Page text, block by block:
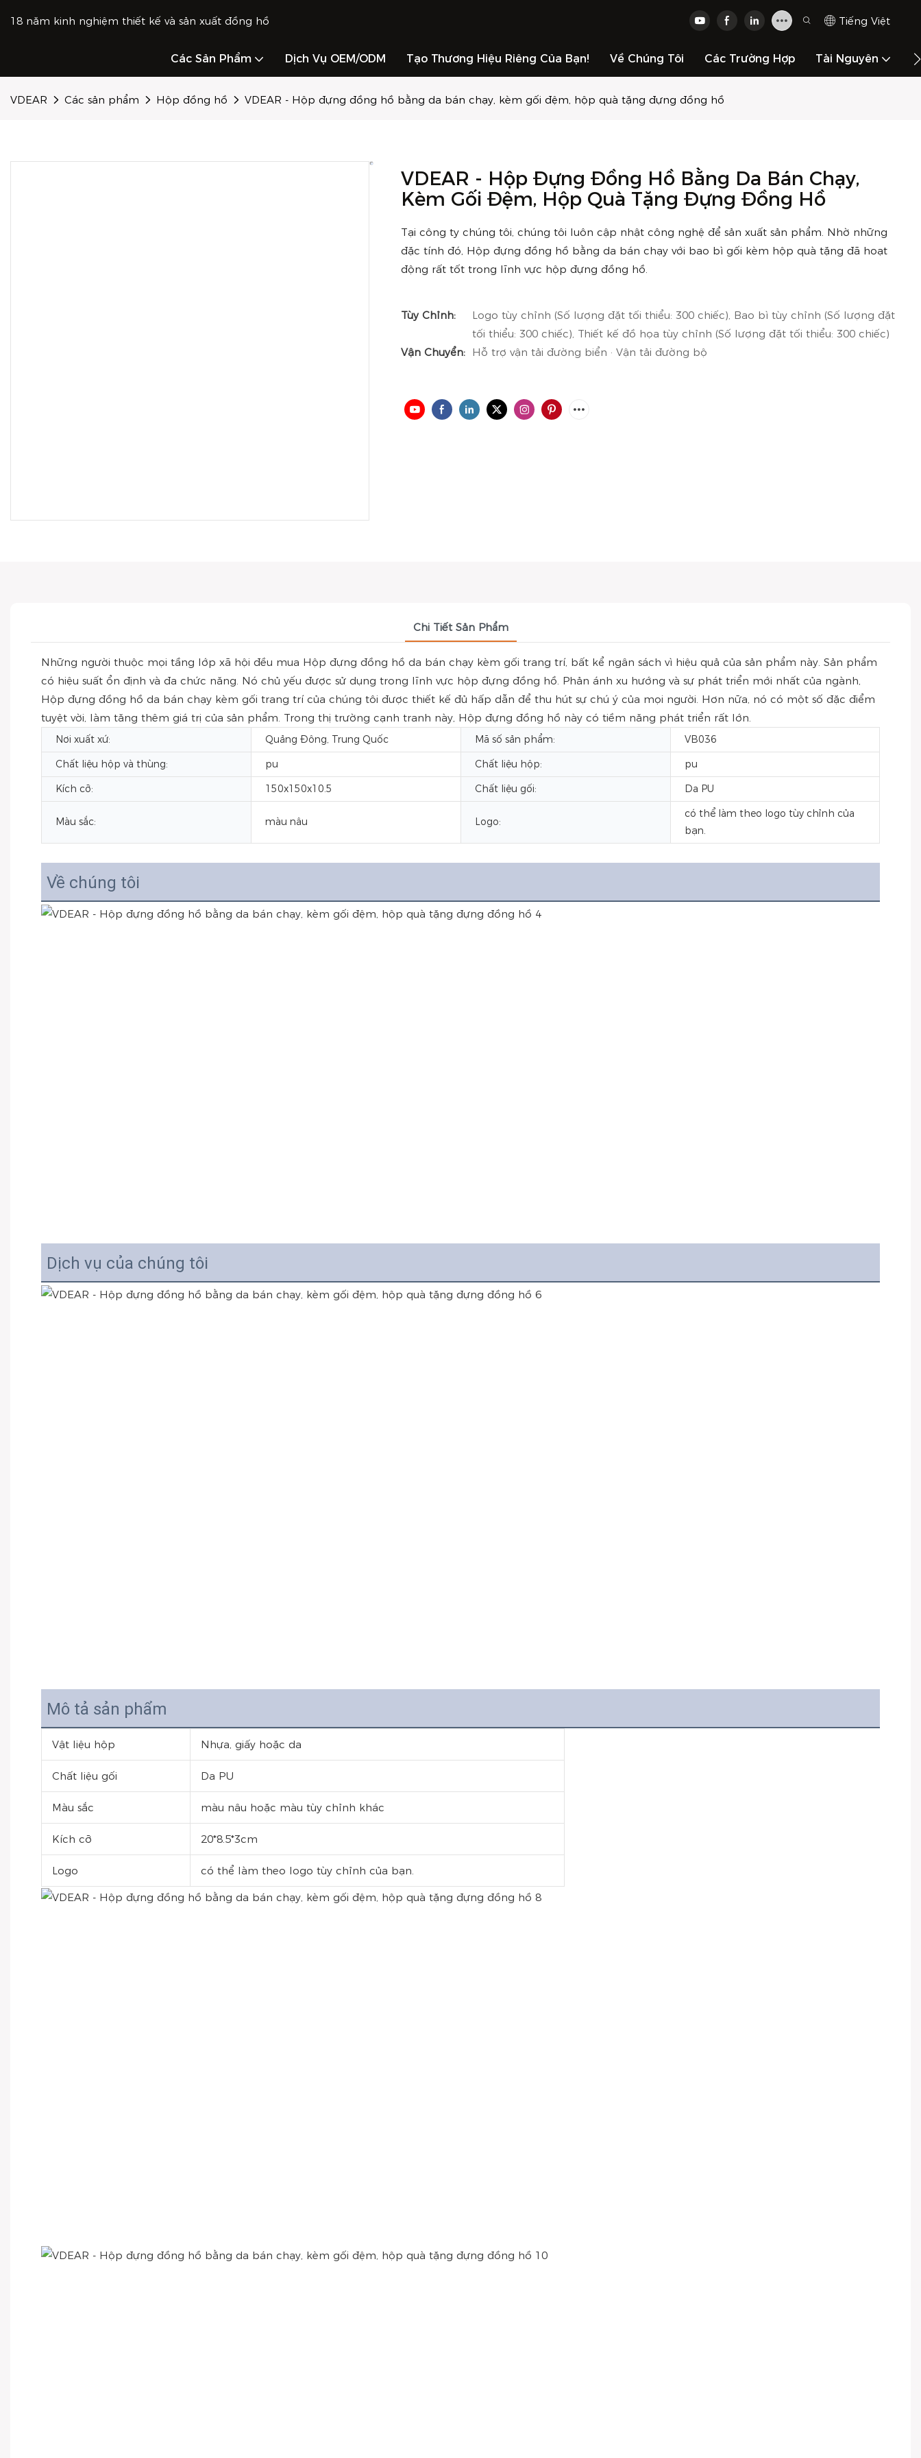
18 năm kinh nghiệm thiết kế và sản xuất đồng hồ Tiếng Việt
Các Sản Phẩm Dịch Vụ OEM/ODM Tạo Thương Hiệu Riêng Của Bạn! Về Chúng Tôi Các Trường Hợp Tài Nguyên
VDEAR Các sản phẩm Hộp đồng hồ VDEAR - Hộp đựng đồng hồ bằng da bán chạy, kèm gối đệm, hộp quà tặng đựng đồng hồ
VDEAR - Hộp Đựng Đồng Hồ Bằng Da Bán Chạy,
Kèm Gối Đệm, Hộp Quà Tặng Đựng Đồng Hồ
Tại công ty chúng tôi, chúng tôi luôn cập nhật công nghệ để sản xuất sản phẩm. Nhờ những
đặc tính đó, Hộp đựng đồng hồ bằng da bán chạy với bao bì gối kèm hộp quà tặng đã hoạt
động rất tốt trong lĩnh vực hộp đựng đồng hồ.
Tùy Chỉnh:
Logo tùy chỉnh (Số lượng đặt tối thiểu: 300 chiếc), Bao bì tùy chỉnh (Số lượng đặt
tối thiểu: 300 chiếc), Thiết kế đồ họa tùy chỉnh (Số lượng đặt tối thiểu: 300 chiếc)
Vận Chuyển: Hỗ trợ vận tải đường biển · Vận tải đường bộ
Chi Tiết Sản Phẩm
Những người thuộc mọi tầng lớp xã hội đều mua Hộp đựng đồng hồ da bán chạy kèm gối trang trí, bất kể ngân sách vì hiệu quả của sản phẩm này. Sản phẩm
có hiệu suất ổn định và đa chức năng. Nó chủ yếu được sử dụng trong lĩnh vực hộp đựng đồng hồ. Phản ánh xu hướng và sự phát triển mới nhất của ngành,
Hộp đựng đồng hồ da bán chạy kèm gối trang trí của chúng tôi được thiết kế đủ hấp dẫn để thu hút sự chú ý của mọi người. Hơn nữa, nó có một số đặc điểm
tuyệt vời, làm tăng thêm giá trị của sản phẩm. Trong thị trường cạnh tranh này, Hộp đựng đồng hồ này có tiềm năng phát triển rất lớn.
Nơi xuất xứ: Quảng Đông, Trung Quốc Mã số sản phẩm:
VB036
Chất liệu hộp và thùng:
pu Chất liệu hộp:
pu
Kích cỡ:
150x150x10.5 Chất liệu gối: Da PU
Màu sắc: màu nâu Logo:
có thể làm theo logo tùy chỉnh của
bạn.
Về chúng tôi
Dịch vụ của chúng tôi
Mô tả sản phẩm
Vật liệu hộp Nhựa, giấy hoặc da
Chất liệu gối Da PU
Màu sắc màu nâu hoặc màu tùy chỉnh khác
Kích cỡ 20*8.5*3cm
Logo có thể làm theo logo tùy chỉnh của bạn.